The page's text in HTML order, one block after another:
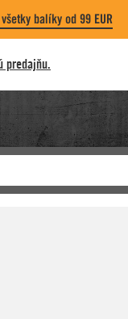
balíky od 99 EUR
predajňu.